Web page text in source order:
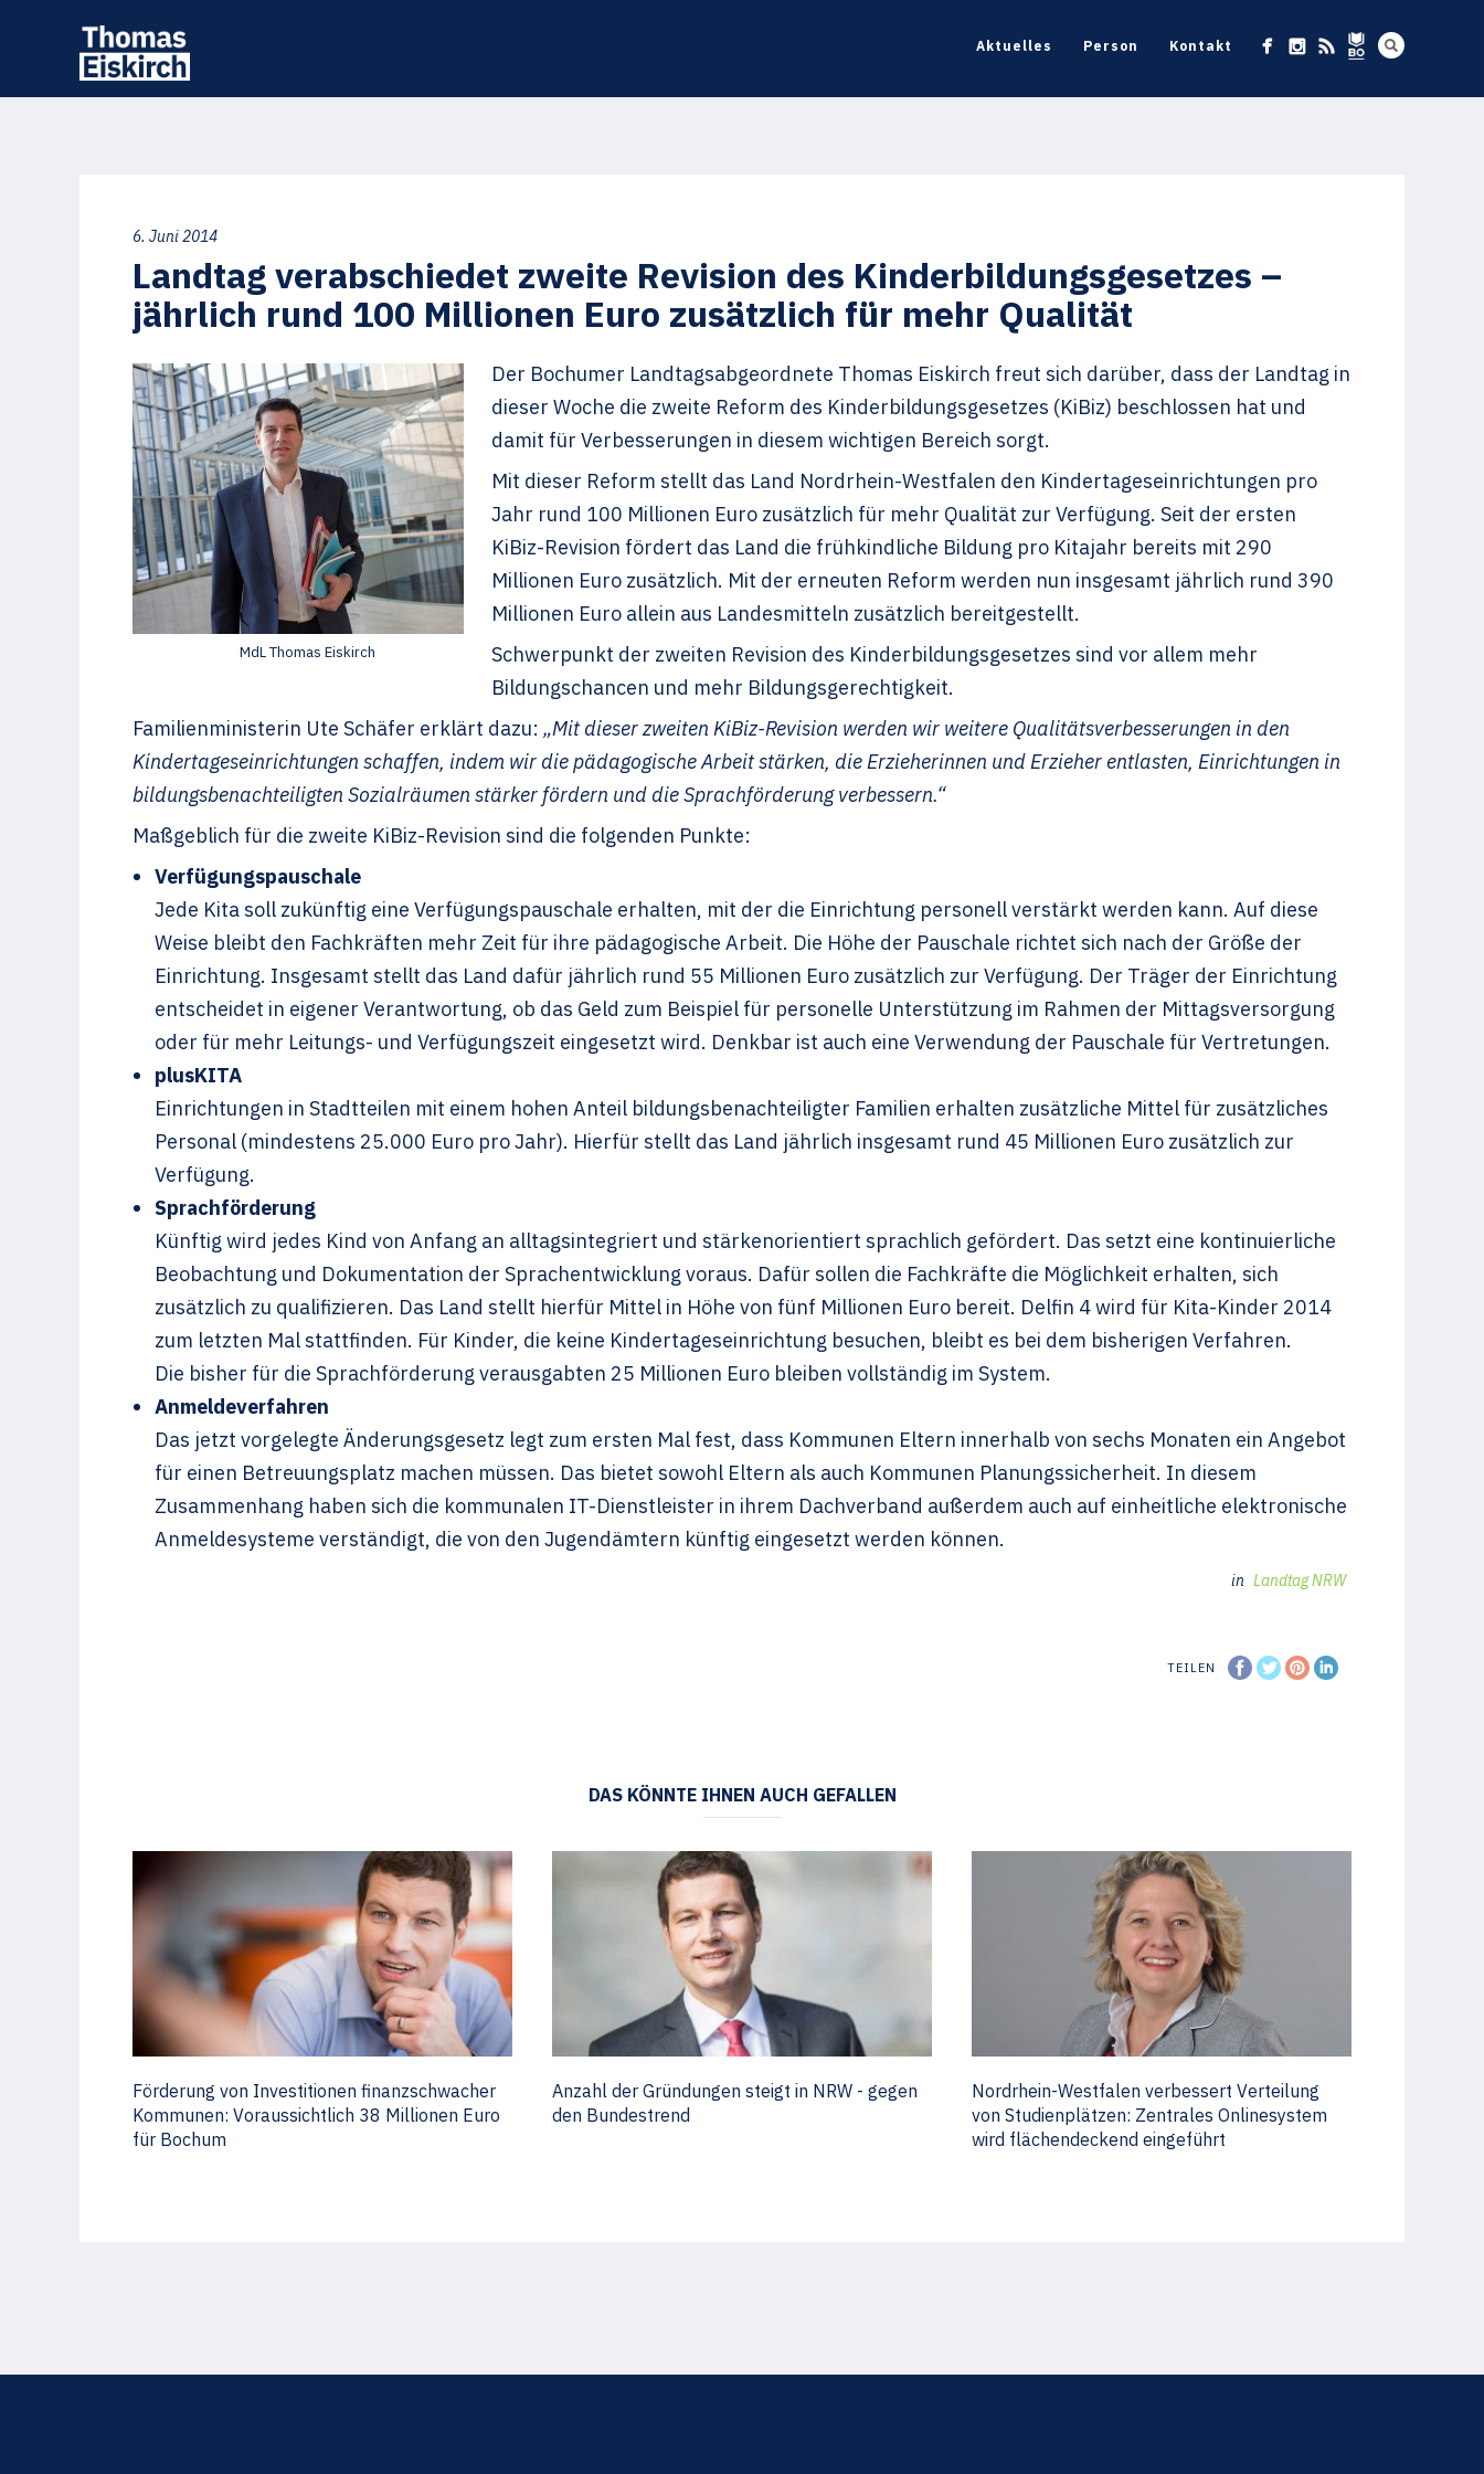
Aktuelles Person Kontakt
6. Juni 2014
Landtag verabschiedet zweite Revision des Kinderbildungsgesetzes –
jährlich rund 100 Millionen Euro zusätzlich für mehr Qualität
MdL Thomas Eiskirch
Der Bochumer Landtagsabgeordnete Thomas Eiskirch freut sich darüber, dass der Landtag in
dieser Woche die zweite Reform des Kinderbildungsgesetzes (KiBiz) beschlossen hat und
damit für Verbesserungen in diesem wichtigen Bereich sorgt.
Mit dieser Reform stellt das Land Nordrhein-Westfalen den Kindertageseinrichtungen pro
Jahr rund 100 Millionen Euro zusätzlich für mehr Qualität zur Verfügung. Seit der ersten
KiBiz-Revision fördert das Land die frühkindliche Bildung pro Kitajahr bereits mit 290
Millionen Euro zusätzlich. Mit der erneuten Reform werden nun insgesamt jährlich rund 390
Millionen Euro allein aus Landesmitteln zusätzlich bereitgestellt.
Schwerpunkt der zweiten Revision des Kinderbildungsgesetzes sind vor allem mehr
Bildungschancen und mehr Bildungsgerechtigkeit.
Familienministerin Ute Schäfer erklärt dazu: „Mit dieser zweiten KiBiz-Revision werden wir weitere Qualitätsverbesserungen in den
Kindertageseinrichtungen schaffen, indem wir die pädagogische Arbeit stärken, die Erzieherinnen und Erzieher entlasten, Einrichtungen in
bildungsbenachteiligten Sozialräumen stärker fördern und die Sprachförderung verbessern.“
Maßgeblich für die zweite KiBiz-Revision sind die folgenden Punkte:
Verfügungspauschale
Jede Kita soll zukünftig eine Verfügungspauschale erhalten, mit der die Einrichtung personell verstärkt werden kann. Auf diese
Weise bleibt den Fachkräften mehr Zeit für ihre pädagogische Arbeit. Die Höhe der Pauschale richtet sich nach der Größe der
Einrichtung. Insgesamt stellt das Land dafür jährlich rund 55 Millionen Euro zusätzlich zur Verfügung. Der Träger der Einrichtung
entscheidet in eigener Verantwortung, ob das Geld zum Beispiel für personelle Unterstützung im Rahmen der Mittagsversorgung
oder für mehr Leitungs- und Verfügungszeit eingesetzt wird. Denkbar ist auch eine Verwendung der Pauschale für Vertretungen.
plusKITA
Einrichtungen in Stadtteilen mit einem hohen Anteil bildungsbenachteiligter Familien erhalten zusätzliche Mittel für zusätzliches
Personal (mindestens 25.000 Euro pro Jahr). Hierfür stellt das Land jährlich insgesamt rund 45 Millionen Euro zusätzlich zur
Verfügung.
Sprachförderung
Künftig wird jedes Kind von Anfang an alltagsintegriert und stärkenorientiert sprachlich gefördert. Das setzt eine kontinuierliche
Beobachtung und Dokumentation der Sprachentwicklung voraus. Dafür sollen die Fachkräfte die Möglichkeit erhalten, sich
zusätzlich zu qualifizieren. Das Land stellt hierfür Mittel in Höhe von fünf Millionen Euro bereit. Delfin 4 wird für Kita-Kinder 2014
zum letzten Mal stattfinden. Für Kinder, die keine Kindertageseinrichtung besuchen, bleibt es bei dem bisherigen Verfahren.
Die bisher für die Sprachförderung verausgabten 25 Millionen Euro bleiben vollständig im System.
Anmeldeverfahren
Das jetzt vorgelegte Änderungsgesetz legt zum ersten Mal fest, dass Kommunen Eltern innerhalb von sechs Monaten ein Angebot
für einen Betreuungsplatz machen müssen. Das bietet sowohl Eltern als auch Kommunen Planungssicherheit. In diesem
Zusammenhang haben sich die kommunalen IT-Dienstleister in ihrem Dachverband außerdem auch auf einheitliche elektronische
Anmeldesysteme verständigt, die von den Jugendämtern künftig eingesetzt werden können.
in Landtag NRW
TEILEN
DAS KÖNNTE IHNEN AUCH GEFALLEN
Förderung von Investitionen finanzschwacher
Kommunen: Voraussichtlich 38 Millionen Euro
für Bochum
Anzahl der Gründungen steigt in NRW - gegen
den Bundestrend
Nordrhein-Westfalen verbessert Verteilung
von Studienplätzen: Zentrales Onlinesystem
wird flächendeckend eingeführt